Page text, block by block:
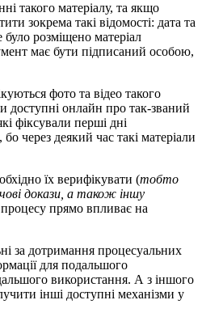
такого матеріалу, та якщо
зокрема такі відомості: дата та
було розміщено матеріал
має бути підписаний особою,
фото та відео такого
доступні онлайн про так-званий
фіксували перші дні
через деякий час такі матеріали
їх верифікувати (тобто
докази, а також іншу
прямо впливає на
за дотримання процесуальних
для подальшого
використання. А з іншого
інші доступні механізми у